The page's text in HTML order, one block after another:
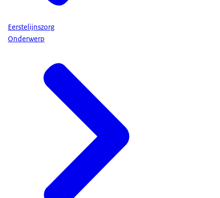
Eerstelijnszorg
Onderwerp